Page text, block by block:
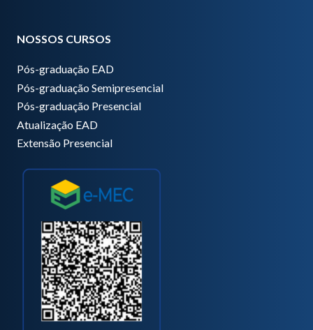
NOSSOS CURSOS
Pós-graduação EAD
Pós-graduação Semipresencial
Pós-graduação Presencial
Atualização EAD
Extensão Presencial